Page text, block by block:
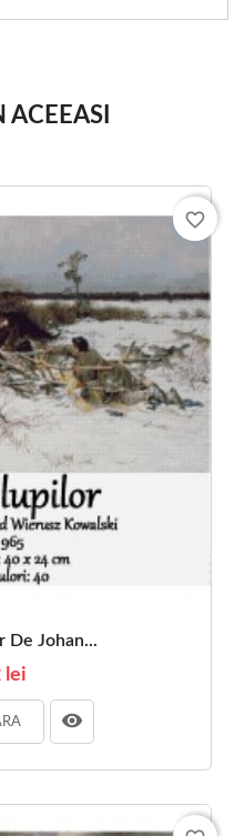
De Johan...
lei
favorite_border